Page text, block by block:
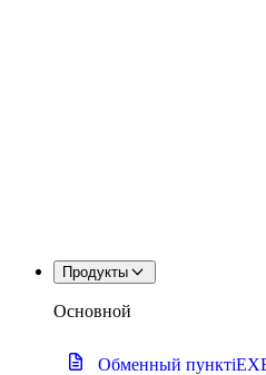
Продукты
Основной
Обменный пункт